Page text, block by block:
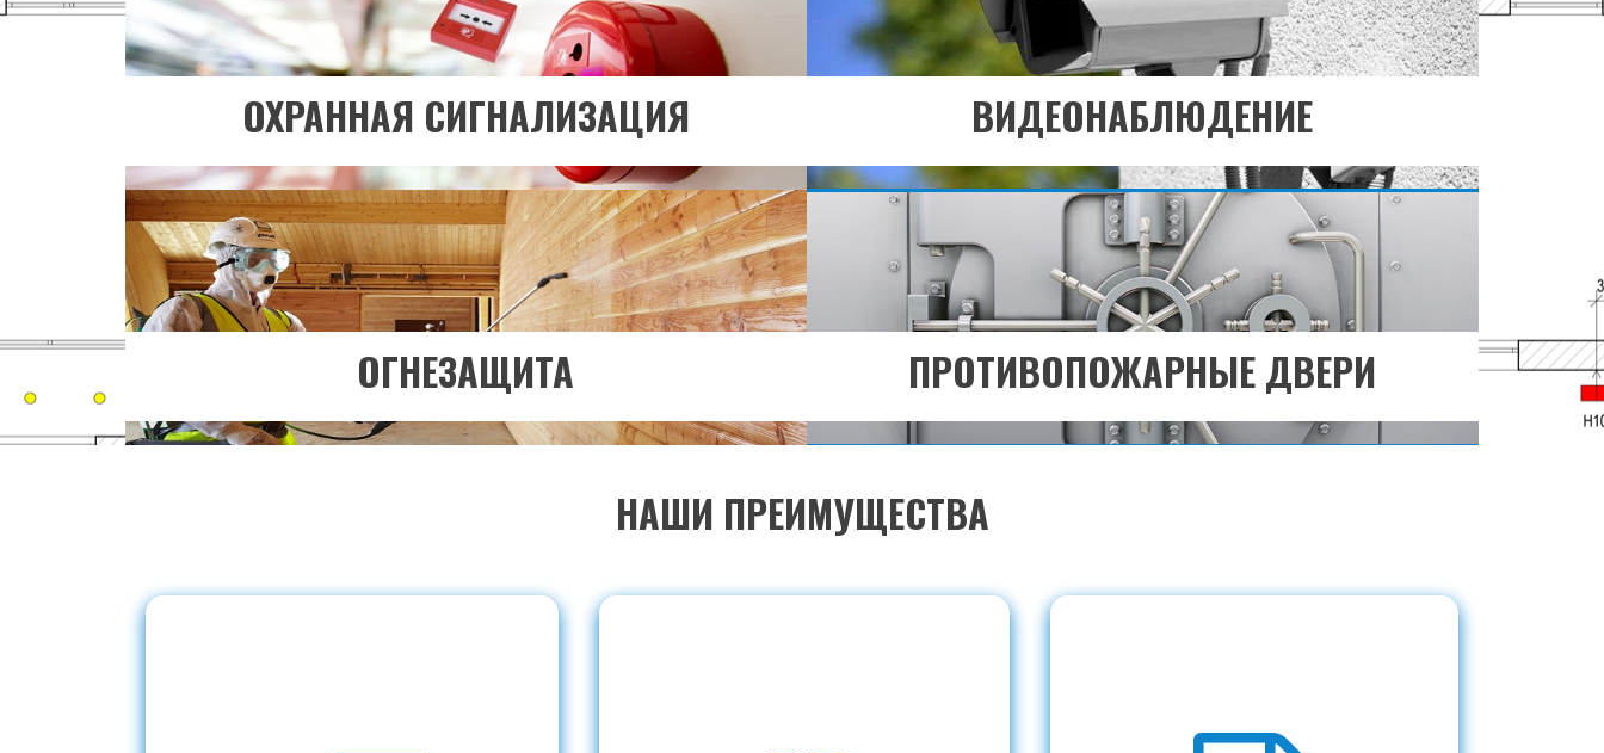
ОХРАННАЯ СИГНАЛИЗАЦИЯ ВИДЕОНАБЛЮДЕНИЕ
Хотите узнать больше?
ПЕРЕЙТИ В РАЗДЕЛ
ОГНЕЗАЩИТА
Хотите узнать больше?
ПЕРЕЙТИ В РАЗДЕЛ
ПРОТИВОПОЖАРНЫЕ ДВЕРИ
НАШИ ПРЕИМУЩЕСТВА